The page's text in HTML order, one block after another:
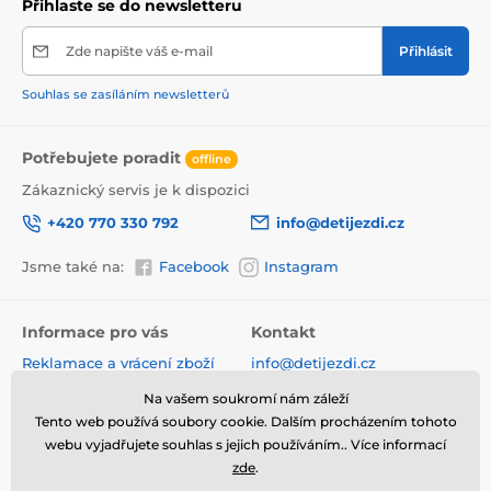
Přihlaste se do newsletteru
Zde napište váš e-mail Přihlásit
Souhlas se zasíláním newsletterů
Potřebujete poradit offline
Zákaznický servis je k dispozici
+420 770 330 792
info@detijezdi.cz
Jsme také na: Facebook Instagram
Informace pro vás
Reklamace a vrácení zboží
Obchodní podmínky
Ochrana osobních údajů
Hodnocení obchodu
Kontakt
info@detijezdi.cz
770 330 792 (Po-Pá 10-16 hod)
Instagram detijezdi.cz/
Na vašem soukromí nám záleží
Tento web používá soubory cookie. Dalším procházením tohoto
webu vyjadřujete souhlas s jejich používáním.. Více informací
zde.